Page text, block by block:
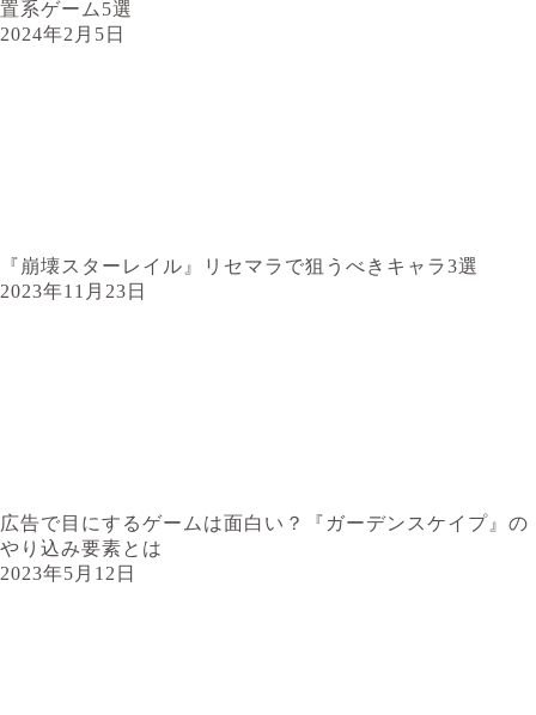
置系ゲーム5選
2024年2月5日
『崩壊スターレイル』リセマラで狙うべきキャラ3選
2023年11月23日
広告で目にするゲームは面白い？『ガーデンスケイプ』の
やり込み要素とは
2023年5月12日